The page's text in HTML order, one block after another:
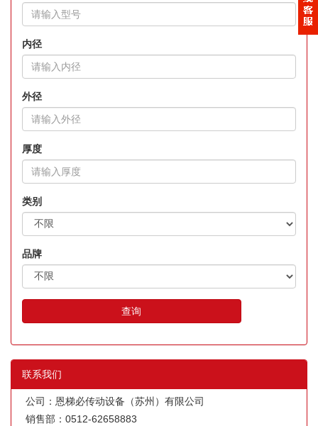
内径
外径
厚度
类别
品牌
查询
联系我们
公司：恩梯必传动设备（苏州）有限公司
销售部：0512-62658883